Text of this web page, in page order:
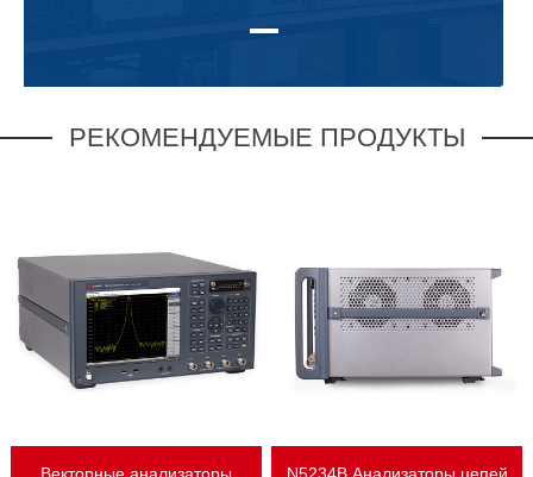
РЕКОМЕНДУЕМЫЕ ПРОДУКТЫ
Векторные анализаторы
N5234B Анализаторы цепей